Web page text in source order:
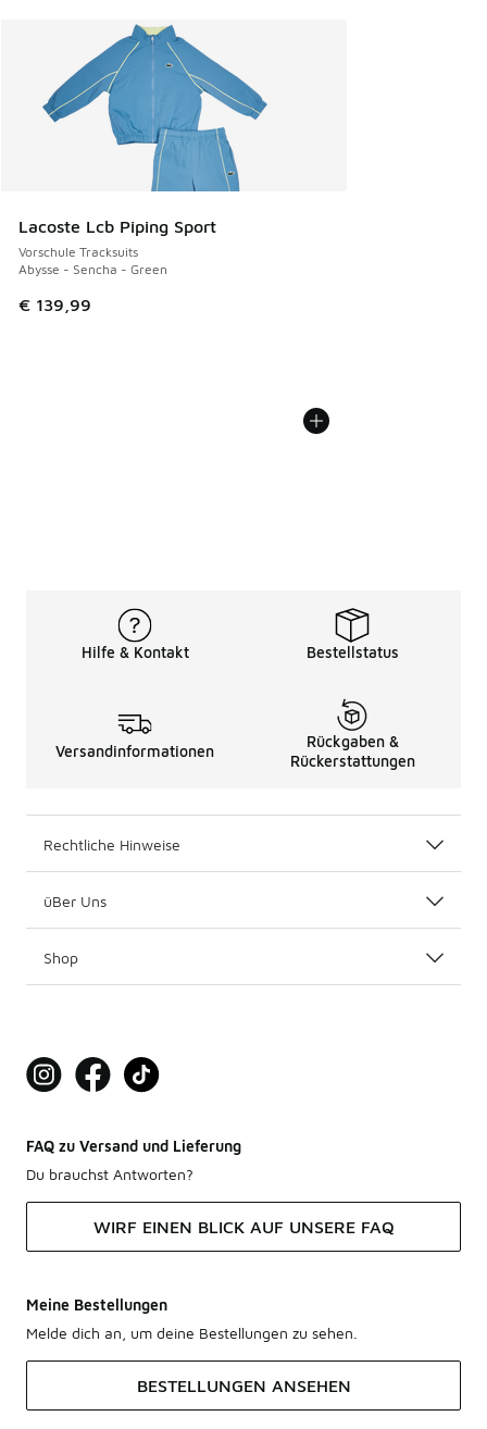
Lacoste Lcb Piping Sport
Vorschule Tracksuits
Abysse - Sencha - Green
€ 139,99
Hilfe & Kontakt Bestellstatus
Versandinformationen
Rückgaben &
Rückerstattungen
Rechtliche Hinweise
üBer Uns
Shop
FAQ zu Versand und Lieferung
Du brauchst Antworten?
WIRF EINEN BLICK AUF UNSERE FAQ
Meine Bestellungen
Melde dich an, um deine Bestellungen zu sehen.
BESTELLUNGEN ANSEHEN